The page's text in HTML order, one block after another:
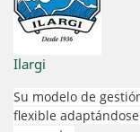
Ilargi
Su modelo de
flexible